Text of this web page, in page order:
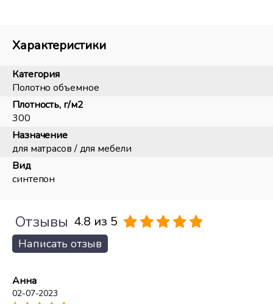
Характеристики
Категория
Полотно объемное
Плотность, г/м2
300
Назначение
для матрасов / для мебели
Вид
синтепон
Отзывы 4.8 из 5
Написать отзыв
Анна
02-07-2023